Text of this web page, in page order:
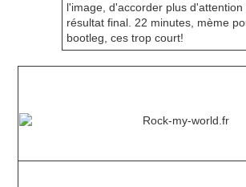
l'image, d'accorder plus d'attention
résultat final. 22 minutes, mème
bootleg, ces trop court!